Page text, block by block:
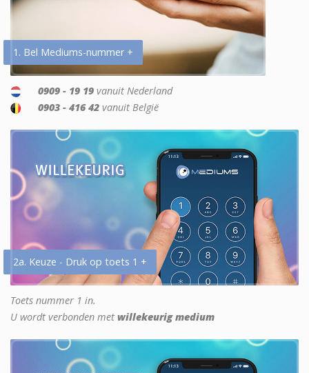
1. Bel Mediums-nummer +
0909 - 19 19 vanuit Nederland
0903 - 416 42 vanuit België
2a. Keuze - Druk op toets 1 +
Toets nummer 1 in.
U wordt verbonden met willekeurig medium